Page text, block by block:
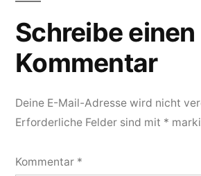
Schreibe einen
Kommentar
Deine E-Mail-Adresse wird nicht
Erforderliche Felder sind mit *
Kommentar *